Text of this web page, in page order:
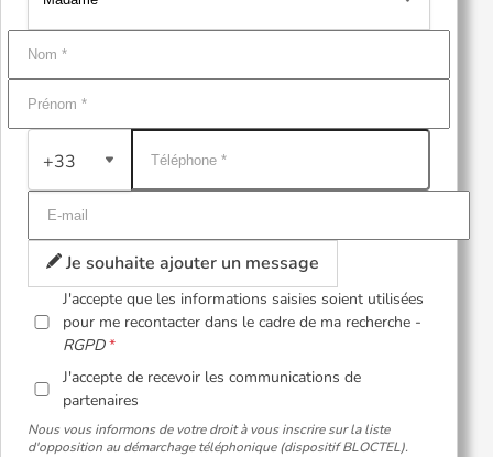
+33
Je souhaite ajouter un message
J'accepte que les informations saisies soient utilisées
pour me recontacter dans le cadre de ma recherche -
RGPD
J'accepte de recevoir les communications de
partenaires
Nous vous informons de votre droit à vous inscrire sur la liste
d'opposition au démarchage téléphonique (dispositif BLOCTEL).